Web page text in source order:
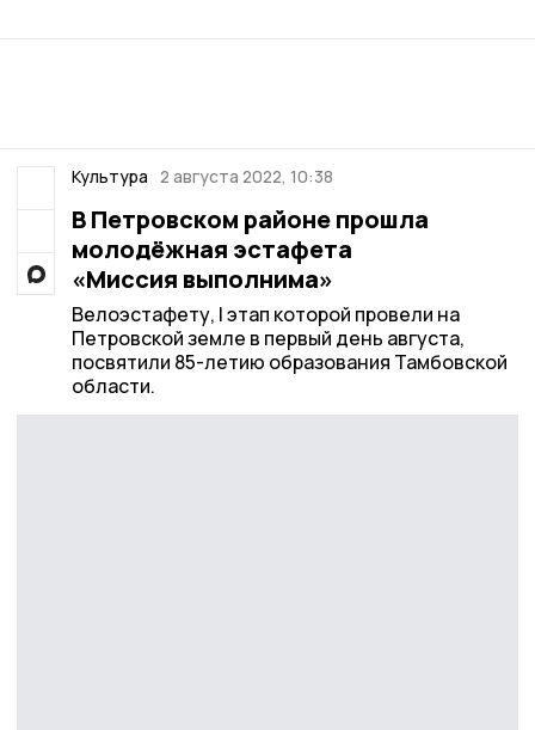
Культура 2 августа 2022, 10:38
В Петровском районе прошла
молодёжная эстафета
«Миссия выполнима»
Велоэстафету, I этап которой провели на
Петровской земле в первый день августа,
посвятили 85-летию образования Тамбовской
области.